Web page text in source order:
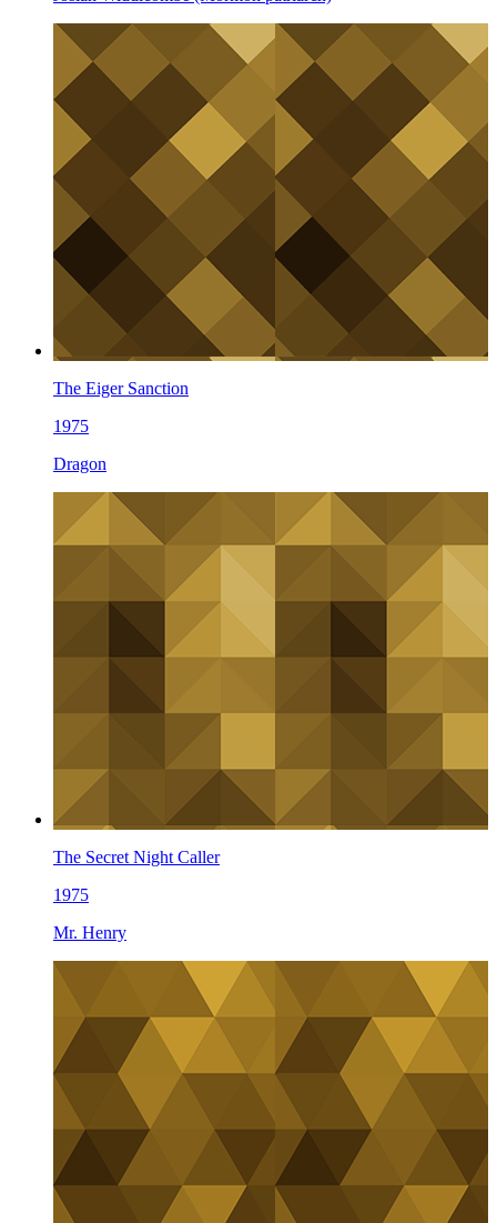
The Eiger Sanction
1975
Dragon
The Secret Night Caller
1975
Mr. Henry